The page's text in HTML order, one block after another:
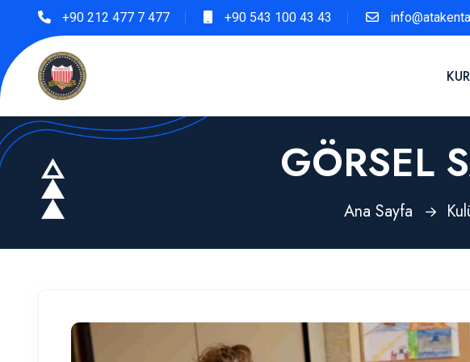
+90 212 477 7 477 +90 543 100 43 43
GÖRSEL
Ana Sayfa